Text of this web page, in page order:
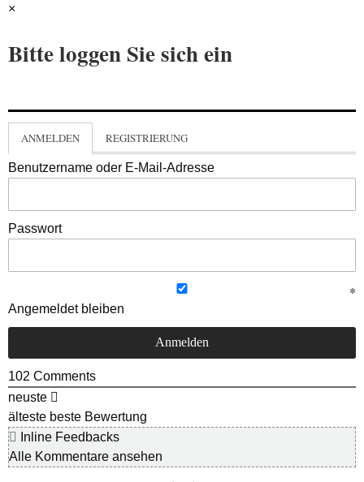
×
Bitte loggen Sie sich ein
ANMELDEN REGISTRIERUNG
Benutzername oder E-Mail-Adresse
Passwort
Angemeldet bleiben
102 Comments
neuste
älteste beste Bewertung
Inline Feedbacks
Alle Kommentare ansehen